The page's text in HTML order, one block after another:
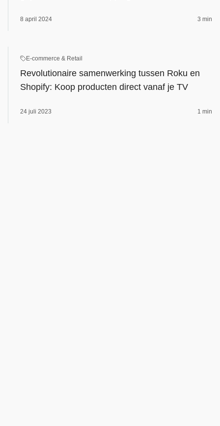
8 april 2024 3 min
E‑commerce & Retail
Revolutionaire samenwerking tussen Roku en
Shopify: Koop producten direct vanaf je TV
24 juli 2023 1 min